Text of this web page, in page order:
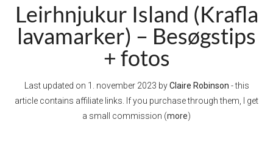
Leirhnjukur Island (Krafla
lavamarker) – Besøgstips
+ fotos
Last updated on 1. november 2023 byClaire Robinson - this
article contains affiliate links. If you purchase through them, I get
a small commission (more)